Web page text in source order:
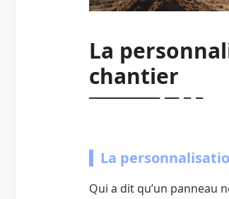
La
chantier
La
Qui a dit qu’un panneau